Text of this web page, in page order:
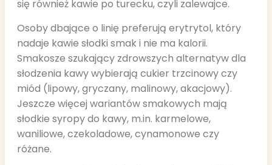
się również kawie po turecku, czyli zalewajce.
Osoby dbające o linię preferują erytrytol, który
nadaje kawie słodki smak i nie ma kalorii.
Smakosze szukający zdrowszych alternatyw dla
słodzenia kawy wybierają cukier trzcinowy czy
miód (lipowy, gryczany, malinowy, akacjowy).
Jeszcze więcej wariantów smakowych mają
słodkie syropy do kawy, m.in. karmelowe,
waniliowe, czekoladowe, cynamonowe czy
różane.